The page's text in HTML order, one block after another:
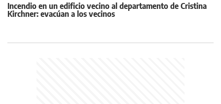
Incendio en un edificio vecino al departamento de Cristina
Kirchner: evacúan a los vecinos